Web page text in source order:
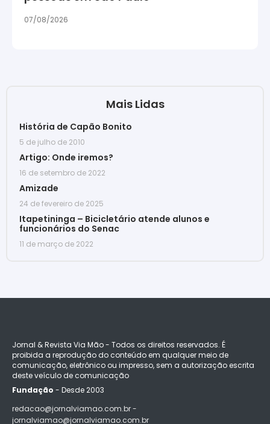
07/08/2026
Mais Lidas
História de Capão Bonito
5 de julho de 2010
Artigo: Onde iremos?
16 de setembro de 2022
Amizade
24 de fevereiro de 2025
Itapetininga – Bicicletário atende alunos e
funcionários do Senac
11 de março de 2022
Jornal & Revista Via Mão - Todos os direitos reservados. É
proibida a reprodução do conteúdo em qualquer meio de
comunicação, eletrônico ou impresso, sem a autorização escrita
deste veículo de comunicação
Fundação - Desde 2003
redacao@jornalviamao.com.br -
jornalviamao@jornalviamao.com.br